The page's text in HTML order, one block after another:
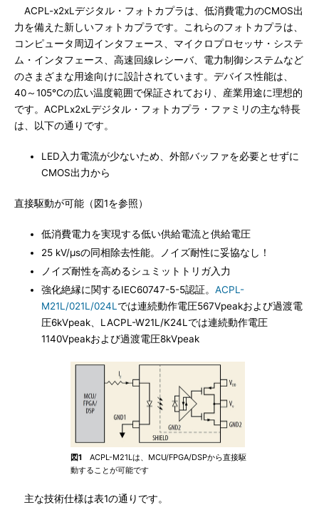
ACPL-x2xLデジタル・フォトカプラは、低消費電力のCMOS出
力を備えた新しいフォトカプラです。これらのフォトカプラは、
コンピュータ周辺インタフェース、マイクロプロセッサ・システ
ム・インタフェース、高速回線レシーバ、電力制御システムなど
のさまざまな用途向けに設計されています。デバイス性能は、
40～105℃の広い温度範囲で保証されており、産業用途に理想的
です。ACPLx2xLデジタル・フォトカプラ・ファミリの主な特長
は、以下の通りです。
LED入力電流が少ないため、外部バッファを必要とせずに
CMOS出力から
直接駆動が可能（図1を参照）
低消費電力を実現する低い供給電流と供給電圧
25 kV/μsの同相除去性能。ノイズ耐性に妥協なし！
ノイズ耐性を高めるシュミットトリガ入力
強化絶縁に関するIEC60747-5-5認証。 ACPL-
M21L/021L/024L では連続動作電圧567Vpeakおよび過渡電
圧6kVpeak、LACPL-W21L/K24Lでは連続動作電圧
1140Vpeakおよび過渡電圧8kVpeak
図1 ACPL-M21Lは、MCU/FPGA/DSPから直接駆
動することが可能です
主な技術仕様は表1の通りです。